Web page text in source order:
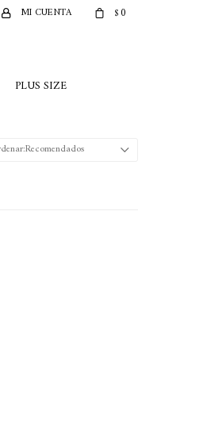
PLUS SIZE
$0
Recomendados